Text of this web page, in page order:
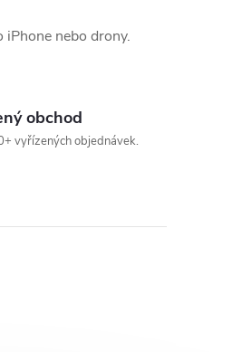
nebo drony.
obchod
vyřízených objednávek.